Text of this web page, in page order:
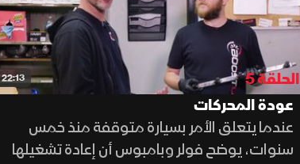
22:13
الحلقة 5
عودة المحركات
عندما يتعلق الأمر بسيارة متوقفة منذ خمس
سنوات، يوضح فولر وبامبوس أن إعادة تشغيلها